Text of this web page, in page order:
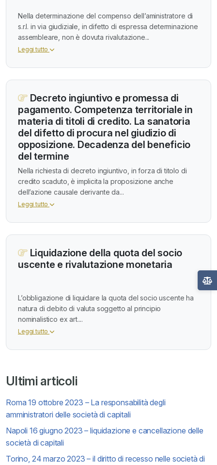
Ultimi articoli
Roma 19 ottobre 2023 – La responsabilità degli
amministratori delle società di capitali
Napoli 16 giugno 2023 – liquidazione e cancellazione delle
società di capitali
Torino, 24 marzo 2023 – il diritto di recesso nelle società di
Nella determinazione del compenso dell’aministratore di
s.r.l. in via giudiziale, in difetto di espressa determinazione
assembleare, non è dovuta rivalutazione...
Leggi tutto
Decreto ingiuntivo e promessa di
pagamento. Competenza territoriale in
materia di titoli di credito. La sanatoria
del difetto di procura nel giudizio di
opposizione. Decadenza del beneficio
del termine
Nella richiesta di decreto ingiuntivo, in forza di titolo di
credito scaduto, è implicita la proposizione anche
dell’azione causale derivante da...
Leggi tutto
Liquidazione della quota del socio
uscente e rivalutazione monetaria
L’obbligazione di liquidare la quota del socio uscente ha
natura di debito di valuta soggetto al principio
nominalistico ex art....
Leggi tutto